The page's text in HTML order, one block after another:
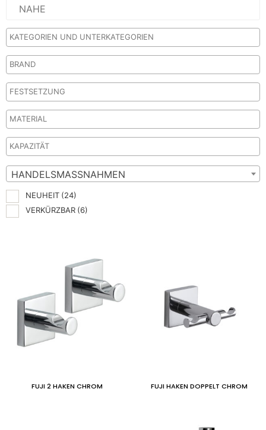
HANDELSMASSNAHMEN
NEUHEIT (24)
VERKÜRZBAR (6)
FUJI 2 HAKEN CHROM FUJI HAKEN DOPPELT CHROM